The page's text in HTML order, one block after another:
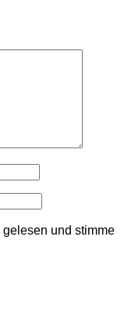
gelesen und stimme